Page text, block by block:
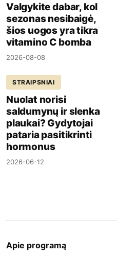
Valgykite dabar, kol
sezonas nesibaigė,
šios uogos yra tikra
vitamino C bomba
2026-08-08
STRAIPSNIAI
Nuolat norisi
saldumynų ir slenka
plaukai? Gydytojai
pataria pasitikrinti
hormonus
2026-06-12
Apie programą